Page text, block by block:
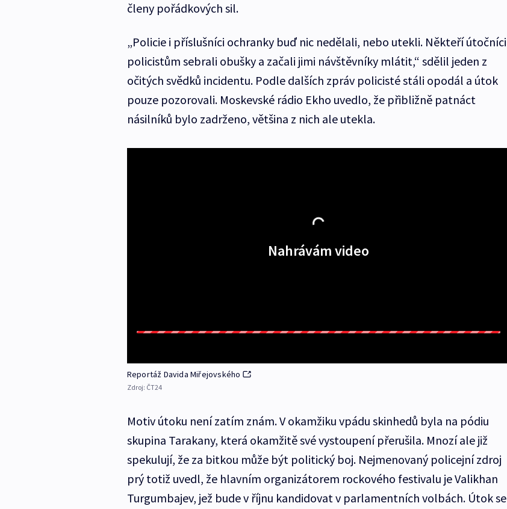
členy pořádkových sil.
„Policie i příslušníci ochranky buď nic nedělali, nebo utekli. Někteří útočníci
policistům sebrali obušky a začali jimi návštěvníky mlátit,“ sdělil jeden z
očitých svědků incidentu. Podle dalších zpráv policisté stáli opodál a útok
pouze pozorovali. Moskevské rádio Ekho uvedlo, že přibližně patnáct
násilníků bylo zadrženo, většina z nich ale utekla.
Nahrávám video
Reportáž Davida Miřejovského
Zdroj: ČT24
Motiv útoku není zatím znám. V okamžiku vpádu skinhedů byla na pódiu
skupina Tarakany, která okamžitě své vystoupení přerušila. Mnozí ale již
spekulují, že za bitkou může být politický boj. Nejmenovaný policejní zdroj
prý totiž uvedl, že hlavním organizátorem rockového festivalu je Valikhan
Turgumbajev, jež bude v říjnu kandidovat v parlamentních volbách. Útok se